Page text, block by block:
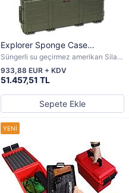
Explorer Sponge Case
Amerikan Silah Çantası
Süngerli su geçirmez amerikan Silah
çantası
51.457,51 TL
933,88 EUR + KDV
Sepete Ekle